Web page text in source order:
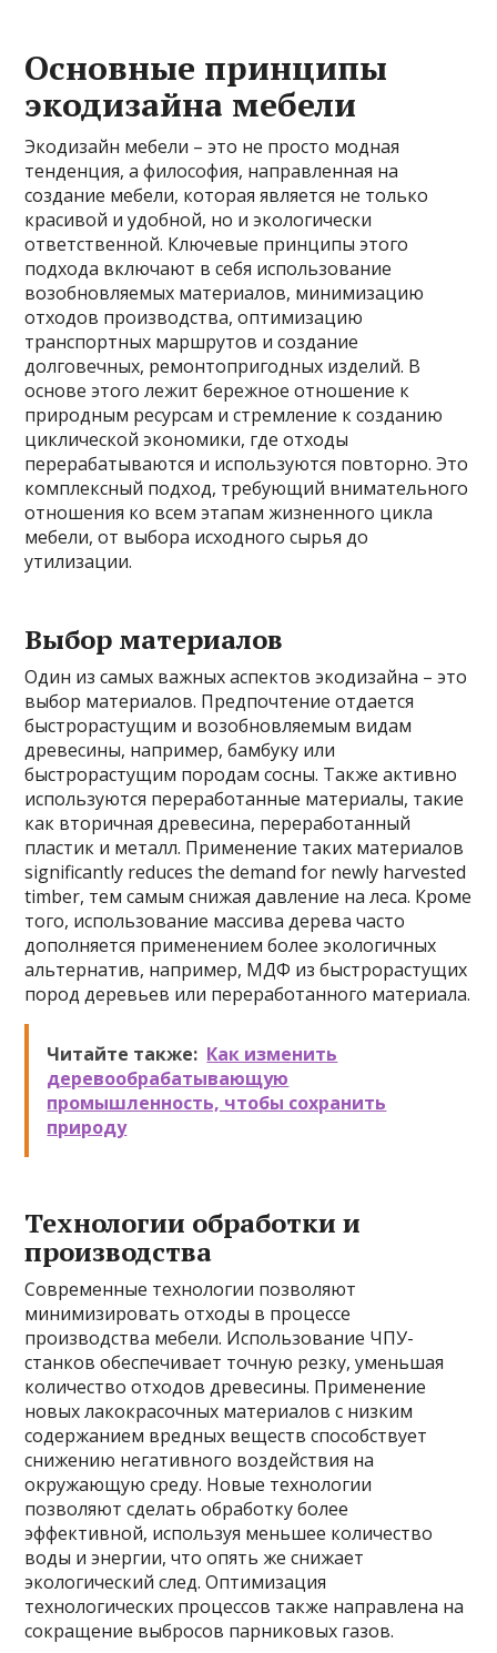
Основные принципы
экодизайна мебели
Экодизайн мебели – это не просто модная
тенденция, а философия, направленная на
создание мебели, которая является не только
красивой и удобной, но и экологически
ответственной. Ключевые принципы этого
подхода включают в себя использование
возобновляемых материалов, минимизацию
отходов производства, оптимизацию
транспортных маршрутов и создание
долговечных, ремонтопригодных изделий. В
основе этого лежит бережное отношение к
природным ресурсам и стремление к созданию
циклической экономики, где отходы
перерабатываются и используются повторно. Это
комплексный подход, требующий внимательного
отношения ко всем этапам жизненного цикла
мебели, от выбора исходного сырья до
утилизации.
Выбор материалов
Один из самых важных аспектов экодизайна – это
выбор материалов. Предпочтение отдается
быстрорастущим и возобновляемым видам
древесины, например, бамбуку или
быстрорастущим породам сосны. Также активно
используются переработанные материалы, такие
как вторичная древесина, переработанный
пластик и металл. Применение таких материалов
significantly reduces the demand for newly harvested
timber, тем самым снижая давление на леса. Кроме
того, использование массива дерева часто
дополняется применением более экологичных
альтернатив, например, МДФ из быстрорастущих
пород деревьев или переработанного материала.
Читайте также: Как изменить
деревообрабатывающую
промышленность, чтобы сохранить
природу
Технологии обработки и
производства
Современные технологии позволяют
минимизировать отходы в процессе
производства мебели. Использование ЧПУ-
станков обеспечивает точную резку, уменьшая
количество отходов древесины. Применение
новых лакокрасочных материалов с низким
содержанием вредных веществ способствует
снижению негативного воздействия на
окружающую среду. Новые технологии
позволяют сделать обработку более
эффективной, используя меньшее количество
воды и энергии, что опять же снижает
экологический след. Оптимизация
технологических процессов также направлена на
сокращение выбросов парниковых газов.